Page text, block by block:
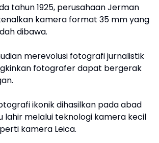
tahun 1925, perusahaan Jerman
kamera format 35 mm yang
dibawa.
merevolusi fotografi jurnalistik
fotografer dapat bergerak
ikonik dihasilkan pada abad
lahir melalui teknologi kamera kecil
kamera Leica.